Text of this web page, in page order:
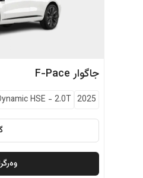
جاگوار F-Pace
2025
HSE - 2.0T